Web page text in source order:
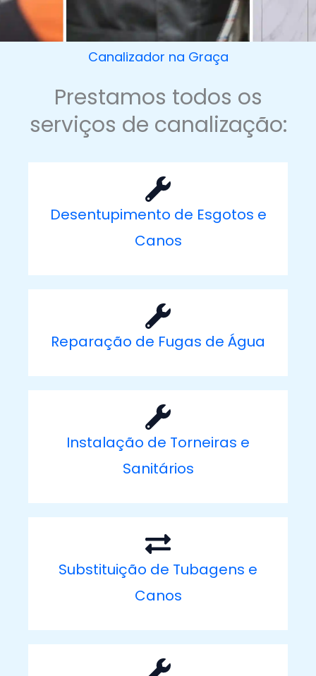
Canalizador na Graça
Prestamos todos os
serviços de canalização:
Desentupimento de Esgotos e
Canos
Reparação de Fugas de Água
Instalação de Torneiras e
Sanitários
Substituição de Tubagens e
Canos